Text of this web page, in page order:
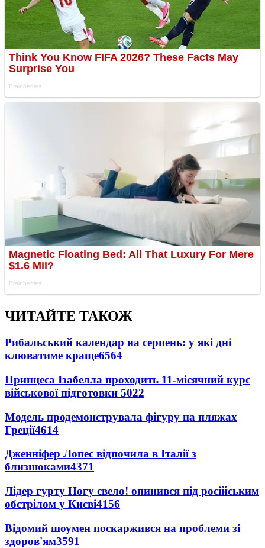
ЧИТАЙТЕ ТАКОЖ
Рибальський календар на серпень: у які дні
клюватиме краще6564
Принцеса Ізабелла проходить 11-місячний курс
військової підготовки 5022
Модель продемонструвала фігуру на пляжах
Греції4614
Дженніфер Лопес відпочила в Італії з
близнюками4371
Лідер гурту Ногу свело! опинився під російським
обстрілом у Києві4156
Відомий шоумен поскаржився на проблеми зі
здоров'ям3591